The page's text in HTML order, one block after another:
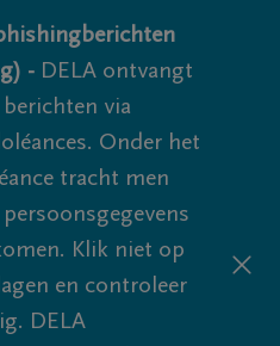
- DELA ontvangt
via
Onder het
tracht men
Klik niet op
en controleer
DELA